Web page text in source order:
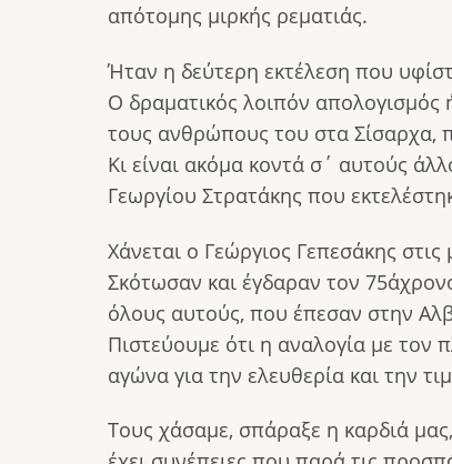
απότομης μιρκής ρεματιάς.
Ήταν η δεύτερη εκτέλεση που
Ο δραματικός λοιπόν απολογισμός
τους ανθρώπους του στα
Κι είναι ακόμα κοντά σ΄ αυτούς
Γεωργίου Στρατάκης που
Χάνεται ο Γεώργιος Γεπεσάκης
Σκότωσαν και έγδαραν τον
όλους αυτούς, που έπεσαν στην
Πιστεύουμε ότι η αναλογία με
αγώνα για την ελευθερία και την
Τους χάσαμε, σπάραξε η καρδιά